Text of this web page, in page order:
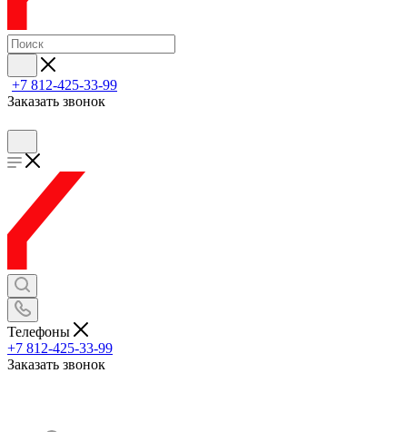
+7 812-425-33-99
Заказать звонок
Телефоны
+7 812-425-33-99
Заказать звонок